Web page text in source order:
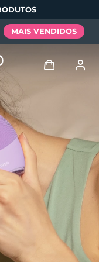
MAIS VENDIDOS
Perfil de usuário
Meus aparelhos
Meus pedidos
Meus endereços
subscrições
Español
Português
Русский
繁體中文